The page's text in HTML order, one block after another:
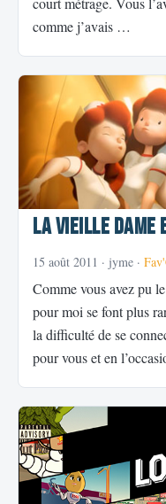
comme j’avais …
La vieille
15 août 2011 · jyme ·
Comme vous avez pu
pour moi se font plus
la difficulté de se
pour vous et en